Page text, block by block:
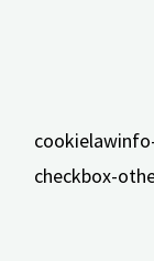
checkbox-